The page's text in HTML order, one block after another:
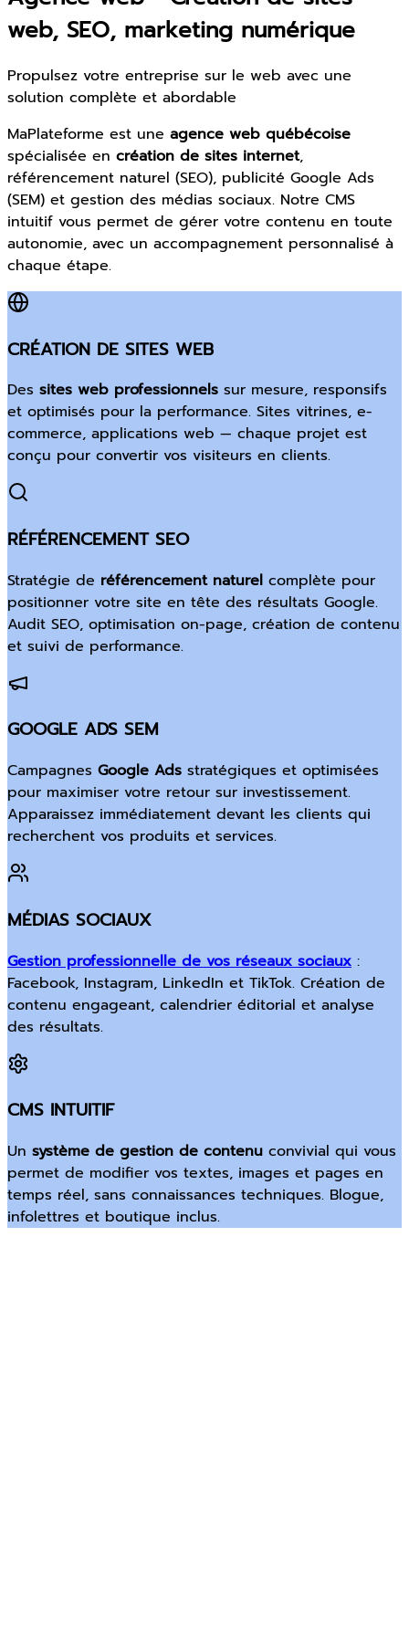
web, SEO, marketing numérique
Propulsez votre entreprise sur le web avec une
solution complète et abordable
MaPlateforme est une agence web québécoise
spécialisée en création de sites internet,
référencement naturel (SEO), publicité Google Ads
(SEM) et gestion des médias sociaux. Notre CMS
intuitif vous permet de gérer votre contenu en toute
autonomie, avec un accompagnement personnalisé à
chaque étape.
CRÉATION DE SITES WEB
Des sites web professionnels sur mesure, responsifs
et optimisés pour la performance. Sites vitrines, e-
commerce, applications web — chaque projet est
conçu pour convertir vos visiteurs en clients.
RÉFÉRENCEMENT SEO
Stratégie de référencement naturel complète pour
positionner votre site en tête des résultats Google.
Audit SEO, optimisation on-page, création de contenu
et suivi de performance.
GOOGLE ADS SEM
Campagnes Google Ads stratégiques et optimisées
pour maximiser votre retour sur investissement.
Apparaissez immédiatement devant les clients qui
recherchent vos produits et services.
MÉDIAS SOCIAUX
Gestion professionnelle de vos réseaux sociaux :
Facebook, Instagram, LinkedIn et TikTok. Création de
contenu engageant, calendrier éditorial et analyse
des résultats.
CMS INTUITIF
Un système de gestion de contenu convivial qui vous
permet de modifier vos textes, images et pages en
temps réel, sans connaissances techniques. Blogue,
infolettres et boutique inclus.